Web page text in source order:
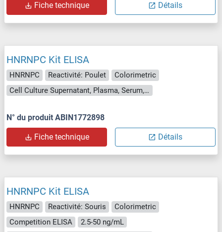
Fiche technique Détails
HNRNPC Kit ELISA
HNRNPC Reactivité: Poulet
Colorimetric
Cell Culture Supernatant, Plasma, Serum, Tissue Homogenate
N° du produit ABIN1772898
Fiche technique Détails
HNRNPC Kit ELISA
HNRNPC Reactivité: Souris
Colorimetric
Competition ELISA
2.5-50 ng/mL